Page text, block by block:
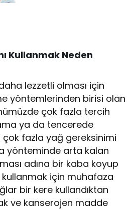
Kullanmak Neden
lezzetli olması için
yöntemlerinden birisi olan
çok fazla tercih
ya da tencerede
fazla yağ gereksinimi
yönteminde arta kalan
adına bir kaba koyup
için muhafaza
bir kere kullandıktan
ve kanserojen madde